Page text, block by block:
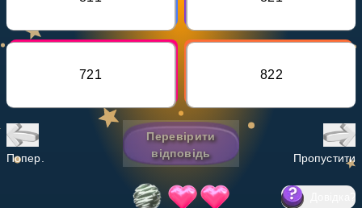
НАВЧАЛЬНИЙ ПЛАН
721 822
Попер.
Перевірити
відповідь
Пропустити
?